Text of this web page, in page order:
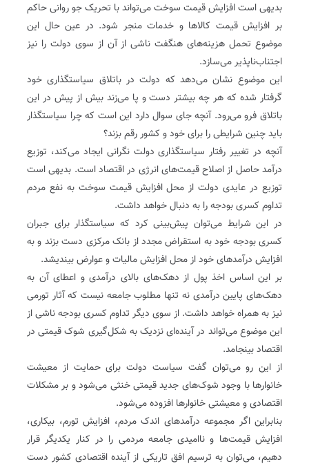
بدیهی است افزایش قیمت سوخت می‌تواند با تحریک جو روانی حاکم
بر افزایش قیمت کالاها و خدمات منجر شود. در عین حال این
موضوع تحمل هزینه‌های هنگفت ناشی از آن از سوی دولت را نیز
اجتناب‌ناپذیر می‌سازد.
این موضوع نشان می‌دهد که دولت در باتلاق سیاستگذاری خود
گرفتار شده که هر چه بیشتر دست و پا می‌زند بیش از پیش در این
باتلاق فرو می‌رود. آنچه جای سوال دارد این است که چرا سیاستگذار
باید چنین شرایطی را برای خود و کشور رقم بزند؟
آنچه در تغییر رفتار سیاستگذاری دولت نگرانی ایجاد می‌کند، توزیع
درآمد حاصل از اصلاح قیمت‌های انرژی در اقتصاد است. بدیهی است
توزیع در عایدی دولت از محل افزایش قیمت سوخت به نفع مردم
تداوم کسری بودجه را به دنبال خواهد داشت.
در این شرایط می‌توان پیش‌بینی کرد که سیاستگذار برای جبران
کسری بودجه خود به استقراض مجدد از بانک مرکزی دست بزند و به
افزایش درآمدهای خود از محل افزایش مالیات و عوارض بیندیشد.
بر این اساس اخذ پول از دهک‌های بالای درآمدی و اعطای آن به
دهک‌های پایین درآمدی نه تنها مطلوب جامعه نیست که آثار تورمی
نیز به همراه خواهد داشت. از سوی دیگر تداوم کسری بودجه ناشی از
این موضوع می‌تواند در آینده‌ای نزدیک به شکل‌گیری شوک قیمتی در
اقتصاد بینجامد.
از این رو می‌توان گفت سیاست دولت برای حمایت از معیشت
خانوارها با وجود شوک‌های جدید قیمتی خنثی می‌شود و بر مشکلات
اقتصادی و معیشتی خانوارها افزوده می‌شود.
بنابراین اگر مجموعه درآمدهای اندک مردم، افزایش تورم، بیکاری،
افزایش قیمت‌ها و ناامیدی جامعه مردمی را در کنار یکدیگر قرار
دهیم، می‌توان به ترسیم افق تاریکی از آینده اقتصادی کشور دست